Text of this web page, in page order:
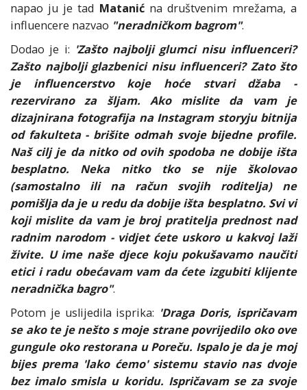
napao ju je tad Matanićna društvenim mrežama, a
influencere nazvao "neradničkom bagrom".
Dodao je i: 'Zašto najbolji glumci nisu influenceri?
Zašto najbolji glazbenici nisu influenceri? Zato što
je influencerstvo koje hoće stvari džaba -
rezervirano za šljam. Ako mislite da vam je
dizajnirana fotografija na Instagram storyju bitnija
od fakulteta - brišite odmah svoje bijedne profile.
Naš cilj je da nitko od ovih spodoba ne dobije išta
besplatno. Neka nitko tko se nije školovao
(samostalno ili na račun svojih roditelja) ne
pomišlja da je u redu da dobije išta besplatno. Svi vi
koji mislite da vam je broj pratitelja prednost nad
radnim narodom - vidjet ćete uskoro u kakvoj laži
živite. U ime naše djece koju pokušavamo naučiti
etici i radu obećavam vam da ćete izgubiti klijente
neradnička bagro".
Potom je uslijedila isprika: 'Draga Doris, ispričavam
se ako te je nešto s moje strane povrijedilo oko ove
gungule oko restorana u Poreču. Ispalo je da je moj
bijes prema 'lako ćemo' sistemu stavio nas dvoje
bez imalo smisla u koridu. Ispričavam se za svoje